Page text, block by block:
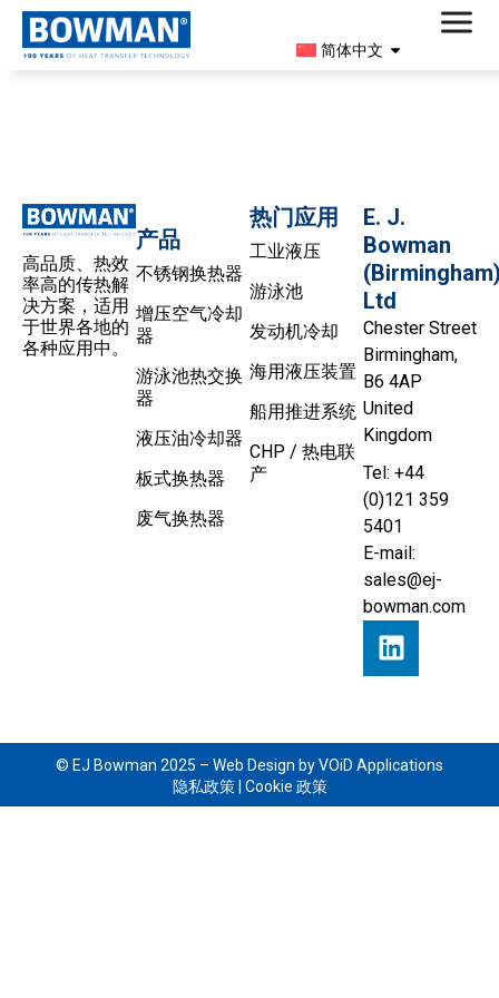
简体中文
高品质、热效
率高的传热解
决方案，适用
于世界各地的
各种应用中。
产品
不锈钢换热器
增压空气冷却
器
游泳池热交换
器
液压油冷却器
板式换热器
废气换热器
热门应用
工业液压
游泳池
发动机冷却
海用液压装置
船用推进系统
CHP / 热电联
产
E. J.
Bowman
Ltd
Chester Street
Birmingham,
B6 4AP
United
Kingdom
Tel: +44
(0)121 359
5401
E-mail:
sales@ej-
bowman.com
© EJ Bowman 2025 – Web Design by VOiD Applications
隐私政策| Cookie 政策